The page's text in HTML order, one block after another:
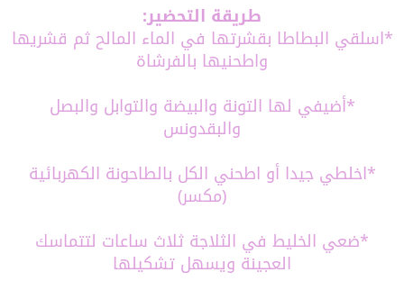
طريقة التحضير:
*اسلقي البطاطا بقشرتها في الماء المالح ثم قشريها
واطحنيها بالفرشاة
*أضيفي لها التونة والبيضة والتوابل والبصل
والبقدونس
*اخلطي جيدا أو اطحني الكل بالطاحونة الكهربائية
(مكسر)
*ضعي الخليط في الثلاجة ثلاث ساعات لتتماسك
العجينة ويسهل تشكيلها